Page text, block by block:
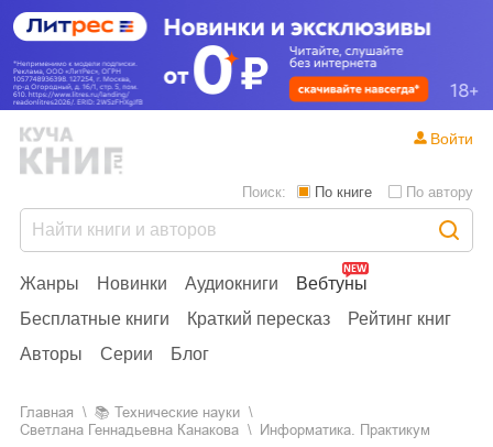
Жанры Новинки Аудиокниги
Вебтуны
Бесплатные книги
Краткий пересказ
Рейтинг книг
Авторы
Серии Блог
Поиск: По книге По автору
Войти
Главная 📚
технические науки
Светлана Геннадьевна Канакова
Информатика. Практикум